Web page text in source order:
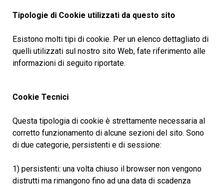
HOME
WINERY
Tipologie di Cookie utilizzati da questo sito
Esistono molti tipi di cookie. Per un elenco dettagliato di
quelli utilizzati sul nostro sito Web, fate riferimento alle
informazioni di seguito riportate.
Cookie Tecnici
Questa tipologia di cookie è strettamente necessaria al
corretto funzionamento di alcune sezioni del sito. Sono
di due categorie, persistenti e di sessione:
1) persistenti: una volta chiuso il browser non vengono
distrutti ma rimangono fino ad una data di scadenza